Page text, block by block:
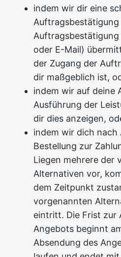
indem wir dir eine
Auftragsbestätigung
oder E-Mail)
der Zugang der
dir maßgeblich ist,
indem wir auf deine
Ausführung der
dir dies anzeigen,
indem wir dich nach
Bestellung zur
Liegen mehrere der
Alternativen vor,
dem Zeitpunkt
vorgenannten
eintritt. Die Frist zur
Angebots beginnt
Absendung des